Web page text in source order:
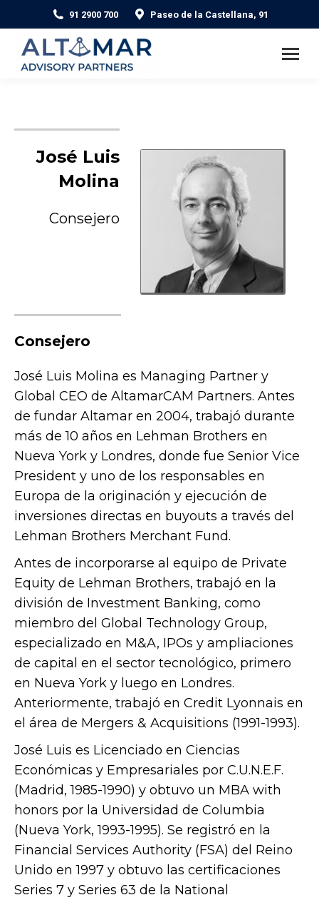
91 2900 700 Paseo de la Castellana, 91
José Luis
Molina
Consejero
Consejero
José Luis Molina es Managing Partner y
Global CEO de AltamarCAM Partners. Antes
de fundar Altamar en 2004, trabajó durante
más de 10 años en Lehman Brothers en
Nueva York y Londres, donde fue Senior Vice
President y uno de los responsables en
Europa de la originación y ejecución de
inversiones directas en buyouts a través del
Lehman Brothers Merchant Fund.
Antes de incorporarse al equipo de Private
Equity de Lehman Brothers, trabajó en la
división de Investment Banking, como
miembro del Global Technology Group,
especializado en M&A, IPOs y ampliaciones
de capital en el sector tecnológico, primero
en Nueva York y luego en Londres.
Anteriormente, trabajó en Credit Lyonnais en
el área de Mergers & Acquisitions (1991-1993).
José Luis es Licenciado en Ciencias
Económicas y Empresariales por C.U.N.E.F.
(Madrid, 1985-1990) y obtuvo un MBA with
honors por la Universidad de Columbia
(Nueva York, 1993-1995). Se registró en la
Financial Services Authority (FSA) del Reino
Unido en 1997 y obtuvo las certificaciones
Series 7 y Series 63 de la National